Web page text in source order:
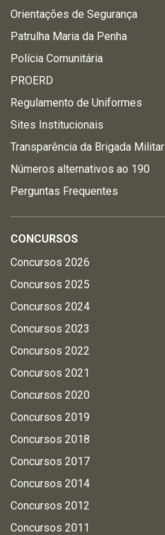
Orientações de Segurança
Patrulha Maria da Penha
Polícia Comunitária
PROERD
Regulamento de Uniformes
Sites Institucionais
Transparência da Brigada Militar
Números alternativos ao 190
Perguntas Frequentes
CONCURSOS
Concursos 2026
Concursos 2025
Concursos 2024
Concursos 2023
Concursos 2022
Concursos 2021
Concursos 2020
Concursos 2019
Concursos 2018
Concursos 2017
Concursos 2014
Concursos 2012
Concursos 2011